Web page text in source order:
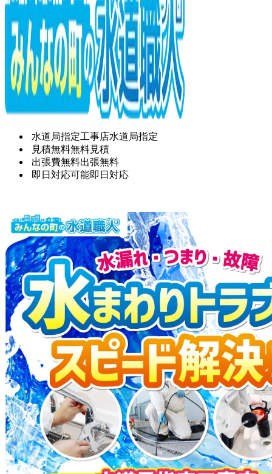
水道局指定工事店水道局指定
見積無料無料見積
出張費無料出張無料
即日対応可能即日対応